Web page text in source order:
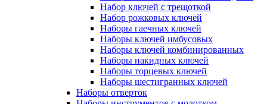
Набор ключей с трещоткой
Набор рожковых ключей
Наборы гаечных ключей
Наборы ключей имбусовых
Наборы ключей комбинированных
Наборы накидных ключей
Наборы торцевых ключей
Наборы шестигранных ключей
Наборы отверток